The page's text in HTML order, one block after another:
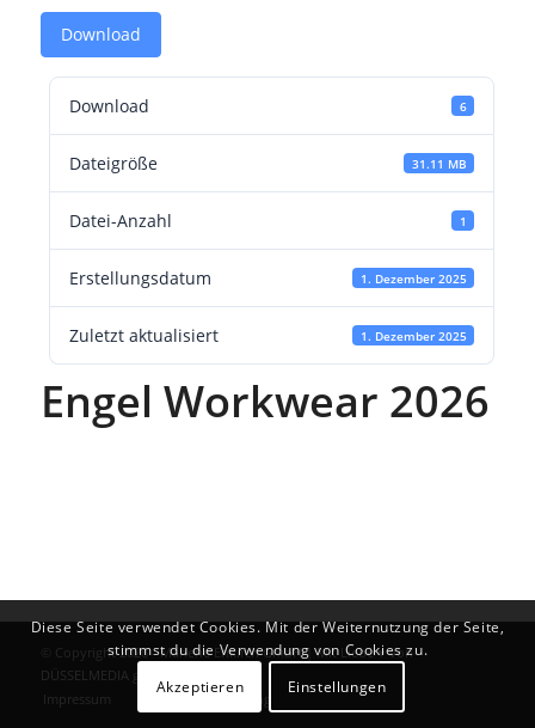
Download
Download 6
Dateigröße 31.11 MB
Datei-Anzahl 1
Erstellungsdatum 1. Dezember 2025
Zuletzt aktualisiert 1. Dezember 2025
Engel Workwear 2026
© Copyright 2026 - Marlene Enkirch GmbH | Mit Liebe ♥ von
DÜSSELMEDIA
Impressum
Datenschutzerklärung
Diese Seite verwendet Cookies. Mit der Weiternutzung der Seite,
stimmst du die Verwendung von Cookies zu.
Akzeptieren
Einstellungen